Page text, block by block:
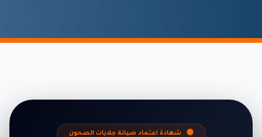
شهادة اعتماد صيانة جلايات الصحون